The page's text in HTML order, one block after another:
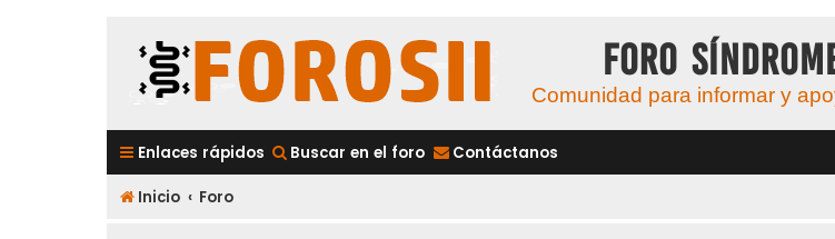
Foro
Comunidad para informar y
Enlaces rápidos Buscar en el foro Contáctanos
Inicio Foro